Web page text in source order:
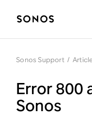
Sonos Support /
Error 800
Sonos